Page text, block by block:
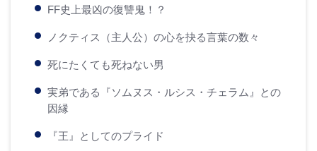
FF史上最凶の復讐鬼！？
ノクティス（主人公）の心を抉る言葉の数々
死にたくても死ねない男
実弟である『ソムヌス・ルシス・チェラム』との
因縁
『王』としてのプライド